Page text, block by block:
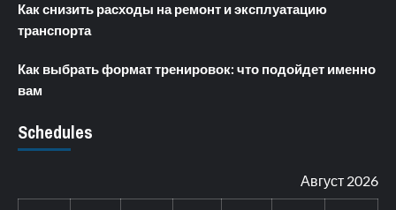
Как снизить расходы на ремонт и эксплуатацию
транспорта
Как выбрать формат тренировок: что подойдет именно
вам
Schedules
Август 2026